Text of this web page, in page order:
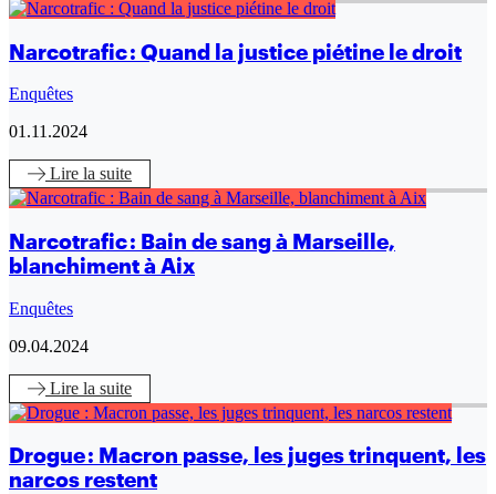
Narcotrafic : Quand la justice piétine le droit
Enquêtes
01.11.2024
Lire la suite
Narcotrafic : Bain de sang à Marseille,
blanchiment à Aix
Enquêtes
09.04.2024
Lire la suite
Drogue : Macron passe, les juges trinquent, les
narcos restent